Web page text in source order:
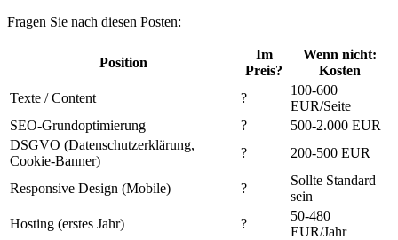
Fragen Sie nach diesen Posten:
Position
Im
Preis?
Wenn nicht:
Kosten
Texte / Content
?
100-600
EUR/Seite
SEO-Grundoptimierung
?
500-2.000 EUR
DSGVO (Datenschutzerklärung,
Cookie-Banner)
? 200-500 EUR
Responsive Design (Mobile) ?
Sollte Standard
sein
Hosting (erstes Jahr)
?
50-480
EUR/Jahr